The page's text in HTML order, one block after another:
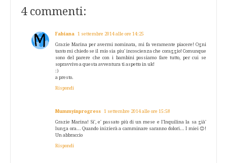
4 commenti:
Fabiana 1 settembre 2014 alle ore 14:25
Grazie Marina per avermi nominata, mi fa veramente piacere! Ogni
tanto mi chiedo se il mio sia piu' incoscienza che coraggio! Comunque
sono del parere che con i bambini possiamo fare tutto, per cui se
sopravvivo a questa avventura ti aspetto in uk!
:)
a presto.
Rispondi
Mummyinprogress 1 settembre 2014 alle ore 15:58
Grazie Marina! Si', e' passato più di un mese e l'Inquilina la sa già'
lunga ora... Quando inizierà a camminare saranno dolori... I miei 😊!
Un abbraccio
Rispondi